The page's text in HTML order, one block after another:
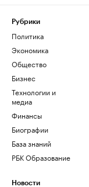
Рубрики
Политика
Экономика
Общество
Бизнес
Технологии и
медиа
Финансы
Биографии
База знаний
РБК Образование
Новости